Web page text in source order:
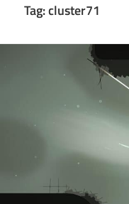
Tag:cluster71